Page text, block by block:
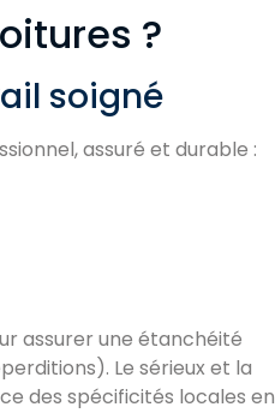
?
soigné
assuré et durable :
assurer une étanchéité
Le sérieux et la
des spécificités locales en